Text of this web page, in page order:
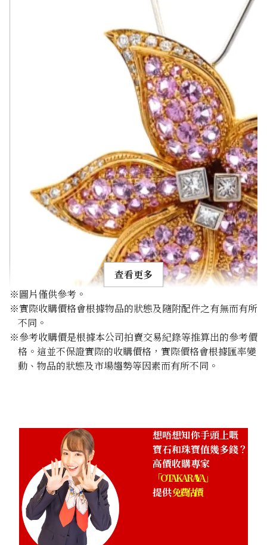
K18 pink sapphire diamond brooch 6.616ct
參考回收價
查看更多
※圖片僅供參考。
※實際收購價格會根據物品的狀態及隨附配件之有無而有所
不同。
※參考收購價是根據本公司拍賣交易紀錄等推算出的參考價
格。這並不保證實際的收購價格，實際價格會根據匯率變
動、物品的狀態及市場趨勢等因素而有所不同。
想唔想知你手頭上嘅
寶石和珠寶值幾多錢？
高價收購專家
「OTAKARAYA」
提供免費估價